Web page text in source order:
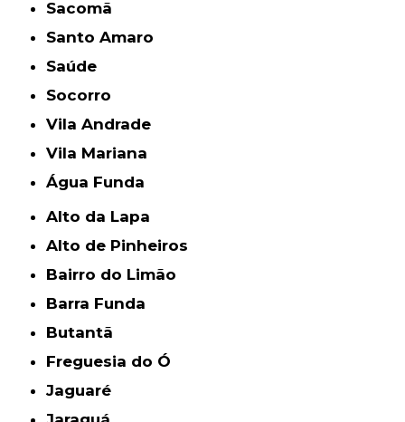
Sacomã
Santo Amaro
Saúde
Socorro
Vila Andrade
Vila Mariana
Água Funda
Alto da Lapa
Alto de Pinheiros
Bairro do Limão
Barra Funda
Butantã
Freguesia do Ó
Jaguaré